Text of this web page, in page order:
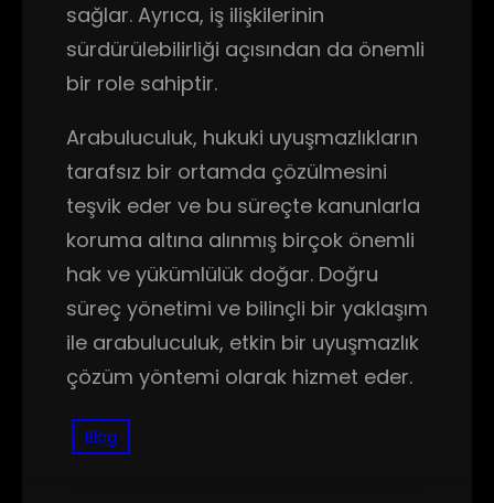
sağlar. Ayrıca, iş ilişkilerinin
sürdürülebilirliği açısından da önemli
bir role sahiptir.
Arabuluculuk, hukuki uyuşmazlıkların
tarafsız bir ortamda çözülmesini
teşvik eder ve bu süreçte kanunlarla
koruma altına alınmış birçok önemli
hak ve yükümlülük doğar. Doğru
süreç yönetimi ve bilinçli bir yaklaşım
ile arabuluculuk, etkin bir uyuşmazlık
çözüm yöntemi olarak hizmet eder.
Blog